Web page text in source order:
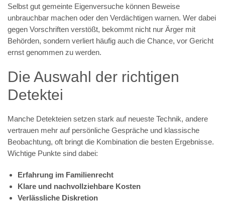
Selbst gut gemeinte Eigenversuche können Beweise
unbrauchbar machen oder den Verdächtigen warnen. Wer dabei
gegen Vorschriften verstößt, bekommt nicht nur Ärger mit
Behörden, sondern verliert häufig auch die Chance, vor Gericht
ernst genommen zu werden.
Die Auswahl der richtigen
Detektei
Manche Detekteien setzen stark auf neueste Technik, andere
vertrauen mehr auf persönliche Gespräche und klassische
Beobachtung, oft bringt die Kombination die besten Ergebnisse.
Wichtige Punkte sind dabei:
Erfahrung im Familienrecht
Klare und nachvollziehbare Kosten
Verlässliche Diskretion